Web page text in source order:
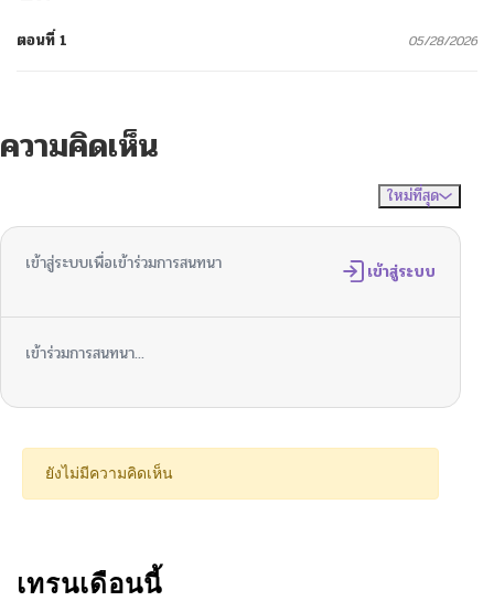
ตอนที่ 1 05/28/2026
ความคิดเห็น
ใหม่ที่สุด
เข้าสู่ระบบเพื่อเข้าร่วมการสนทนา เข้าสู่ระบบ
เข้าร่วมการสนทนา...
ยังไม่มีความคิดเห็น
เทรนเดือนนี้